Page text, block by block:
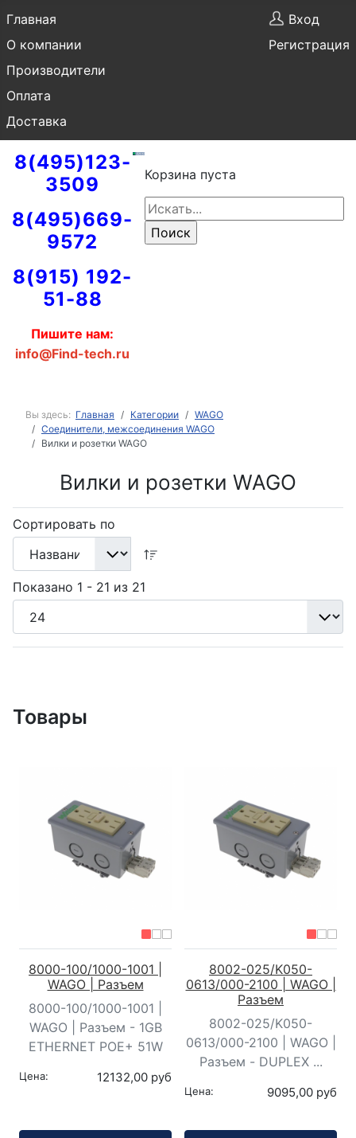
Главная
О компании
Производители
Оплата
Доставка
Вход
Регистрация
8(495)123-
3509
8(495)669-
9572
8(915) 192-
51-88
Пишите нам:
info@Find-tech.ru
Корзина пуста
Вы здесь: Главная Категории
WAGO
Соединители, межсоединения WAGO
Вилки и розетки WAGO
Вилки и розетки WAGO
Сортировать по
Показано 1 - 21 из 21
Товары
8000-100/1000-1001 |
WAGO | Разъем
8000-100/1000-1001 |
WAGO | Разъем - 1GB
ETHERNET POE+ 51W
Цена: 12132,00 руб
8002-025/K050-
0613/000-2100 | WAGO |
Разъем
8002-025/K050-
0613/000-2100 | WAGO |
Разъем - DUPLEX ...
Цена: 9095,00 руб